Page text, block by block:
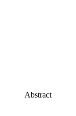
Abstract